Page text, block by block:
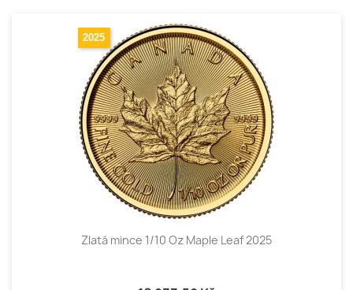
2025
Zlatá mince 1/10 Oz Maple Leaf 2025